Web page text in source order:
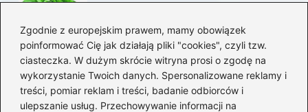
Zgodnie z europejskim prawem, mamy obowiązek
poinformować Cię jak działają pliki "cookies", czyli tzw.
ciasteczka. W dużym skrócie witryna prosi o zgodę na
wykorzystanie Twoich danych. Spersonalizowane reklamy i
treści, pomiar reklam i treści, badanie odbiorców i
ulepszanie usług. Przechowywanie informacji na
mam karmiących piersią
Jaką biblia dla dzieci
wybrać, aby wzbudzić ich
zainteresowanie?